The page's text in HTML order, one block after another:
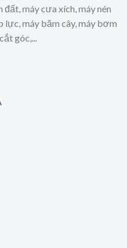
máy cưa xích, máy nén
lực, máy băm cây, máy bơm
góc,...